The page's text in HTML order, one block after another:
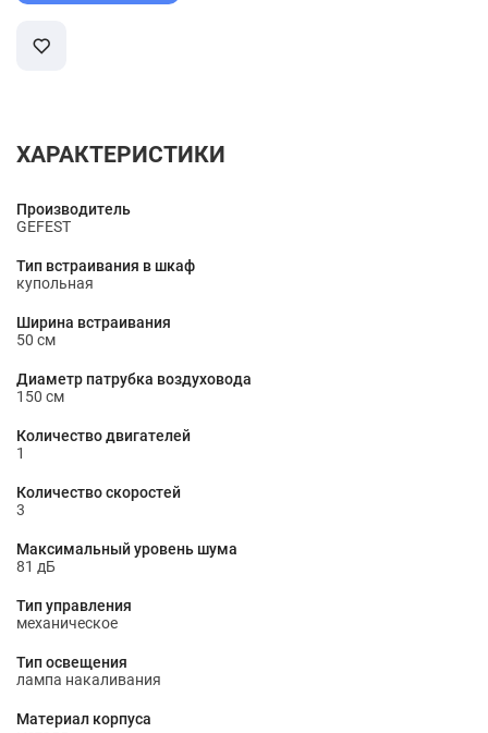
ХАРАКТЕРИСТИКИ
Производитель
GEFEST
Тип встраивания в шкаф
купольная
Ширина встраивания
50 см
Диаметр патрубка воздуховода
150 cм
Количество двигателей
1
Количество скоростей
3
Максимальный уровень шума
81 дБ
Тип управления
механическое
Тип освещения
лампа накаливания
Материал корпуса